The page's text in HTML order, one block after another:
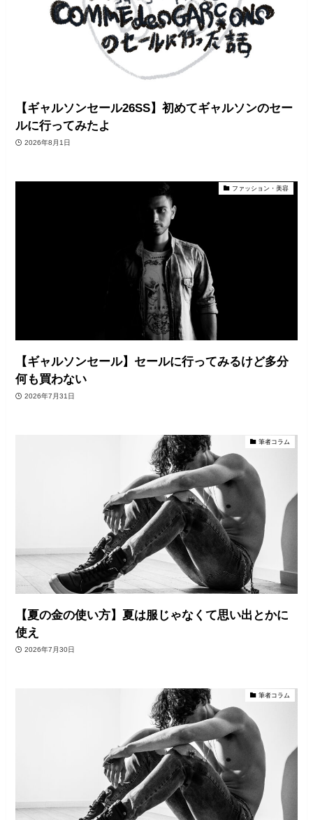
【ギャルソンセール26SS】初めてギャルソンのセー
ルに行ってみたよ
2026年8月1日
ファッション・美容
【ギャルソンセール】セールに行ってみるけど多分
何も買わない
2026年7月31日
筆者コラム
【夏の金の使い方】夏は服じゃなくて思い出とかに
使え
2026年7月30日
筆者コラム